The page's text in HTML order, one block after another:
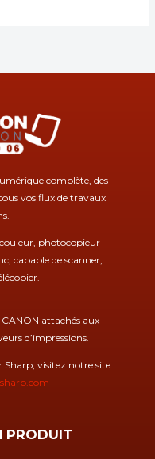
complète, des
vos flux de travaux
photocopieur
capable de scanner,
attachés aux
d’impressions.
visitez notre site
PRODUIT